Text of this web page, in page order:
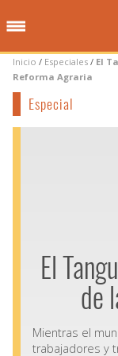
Inicio / Especiales / El
Reforma Agraria
Especial
El
de
Mientras el
trabajadores y